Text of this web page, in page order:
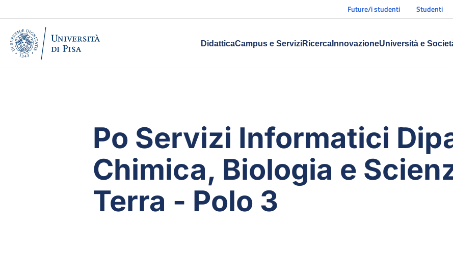
Future/i studenti Studenti
DidatticaCampus e ServiziRicercaInnovazioneUniversità e
Po Servizi Informatici
Chimica, Biologia e
Terra - Polo 3